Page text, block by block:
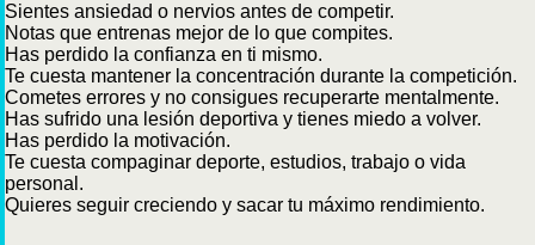
Sientes ansiedad o nervios antes de competir.
Notas que entrenas mejor de lo que compites.
Has perdido la confianza en ti mismo.
Te cuesta mantener la concentración durante la competición.
Cometes errores y no consigues recuperarte mentalmente.
Has sufrido una lesión deportiva y tienes miedo a volver.
Has perdido la motivación.
Te cuesta compaginar deporte, estudios, trabajo o vida
personal.
Quieres seguir creciendo y sacar tu máximo rendimiento.